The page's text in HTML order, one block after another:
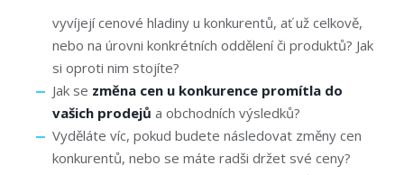
vyvíjejí cenové hladiny u konkurentů, ať už celkově,
nebo na úrovni konkrétních oddělení či produktů? Jak
si oproti nim stojíte?
Jak se změna cen u konkurence promítla do
vašich prodejů a obchodních výsledků?
Vyděláte víc, pokud budete následovat změny cen
konkurentů, nebo se máte radši držet své ceny?